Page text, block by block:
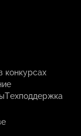
конкурсах
Техподдержка